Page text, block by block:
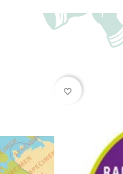
favorite_border